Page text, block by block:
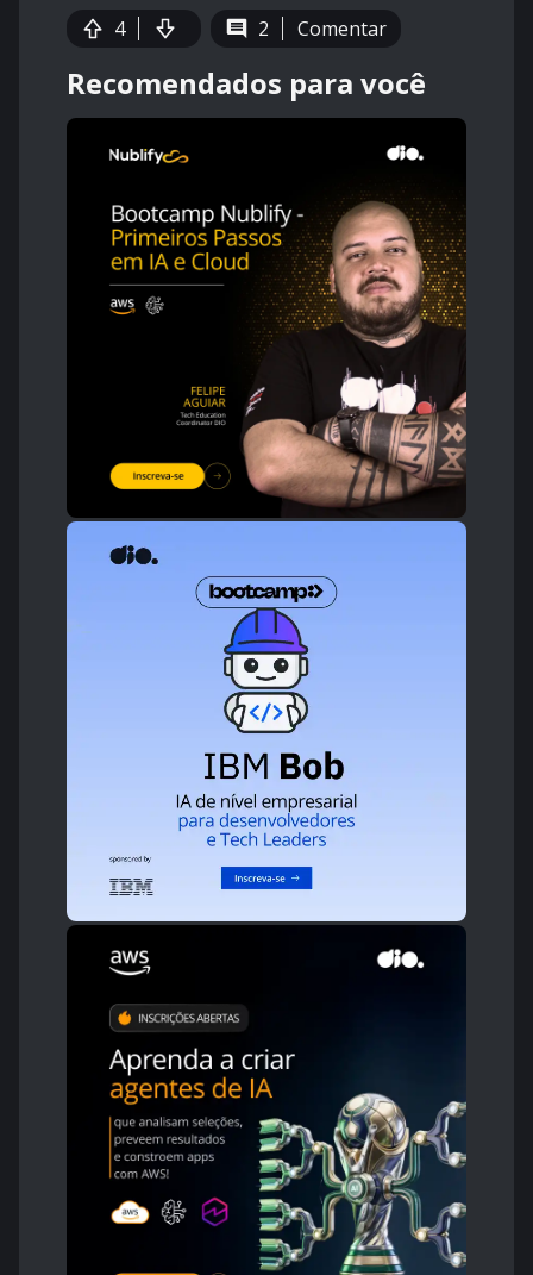
4 2 Comentar
Recomendados para você